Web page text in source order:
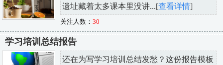
遗址藏着太多课本里没讲...[查看详情]
关注人数： 30
学习培训总结报告
还在为写学习培训总结发愁？这份报告模板